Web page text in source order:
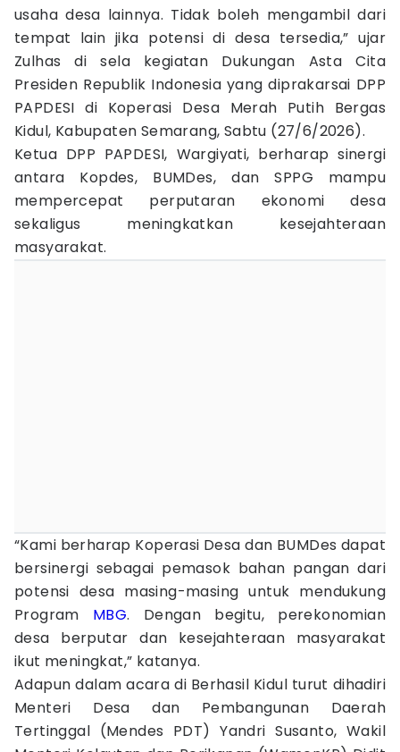
usaha desa lainnya. Tidak boleh mengambil dari
tempat lain jika potensi di desa tersedia,” ujar
Zulhas di sela kegiatan Dukungan Asta Cita
Presiden Republik Indonesia yang diprakarsai DPP
PAPDESI di Koperasi Desa Merah Putih Bergas
Kidul, Kabupaten Semarang, Sabtu (27/6/2026).
Ketua DPP PAPDESI, Wargiyati, berharap sinergi
antara Kopdes, BUMDes, dan SPPG mampu
mempercepat perputaran ekonomi desa
sekaligus meningkatkan kesejahteraan
masyarakat.
“Kami berharap Koperasi Desa dan BUMDes dapat
bersinergi sebagai pemasok bahan pangan dari
potensi desa masing-masing untuk mendukung
Program MBG. Dengan begitu, perekonomian
desa berputar dan kesejahteraan masyarakat
ikut meningkat,” katanya.
Adapun dalam acara di Berhasil Kidul turut dihadiri
Menteri Desa dan Pembangunan Daerah
Tertinggal (Mendes PDT) Yandri Susanto, Wakil